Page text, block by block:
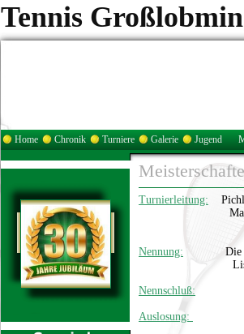
Tennis
Home Chronik Turniere Galerie Jugend
Turnierleitung:
Madritsch
Nennung: Die
Liste oder in
Nennschluß:
Auslosung: